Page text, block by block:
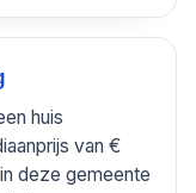
huis
van €
deze gemeente